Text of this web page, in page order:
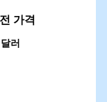
가격
러